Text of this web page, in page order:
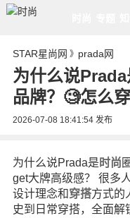
STAR星尚网 》 prada网
为什么说
品牌？🧐怎么
2026-07-08 18:41:54发布
为什么说Prada是 时尚
get大牌高级感？ 很多
设计理念和穿搭方式的
史到日常穿搭，全面